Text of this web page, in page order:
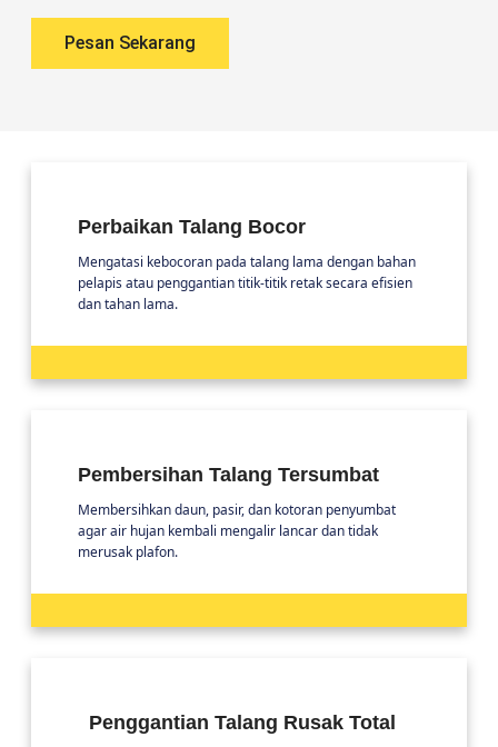
Pesan Sekarang
Perbaikan Talang Bocor
Mengatasi kebocoran pada talang lama dengan bahan
pelapis atau penggantian titik-titik retak secara efisien
dan tahan lama.
Pembersihan Talang Tersumbat
Membersihkan daun, pasir, dan kotoran penyumbat
agar air hujan kembali mengalir lancar dan tidak
merusak plafon.
Penggantian Talang Rusak Total